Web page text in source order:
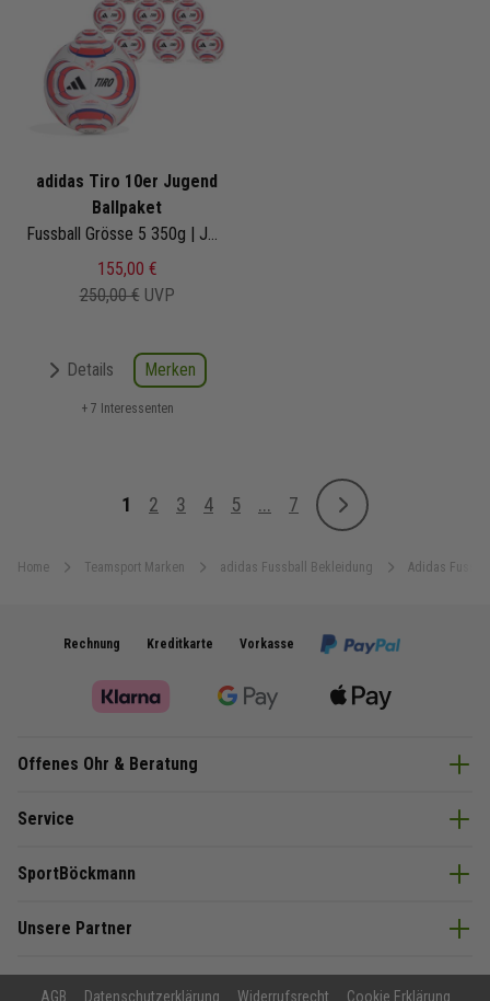
Home Teamsport Marken adidas Fussball Bekleidung Adidas
adidas Tiro 10er Jugend
Ballpaket
155,00 €
250,00 € UVP
Details Merken
+ 7 Interessenten
Sie lesen gerade Seite
1
Seite
2
Seite
3
Seite
4
Seite
5 ...
Seite
7
Weiter
Rechnung Kreditkarte Vorkasse
Offenes Ohr & Beratung
Service
SportBöckmann
Unsere Partner
AGB Datenschutzerklärung Widerrufsrecht Cookie Erklärung